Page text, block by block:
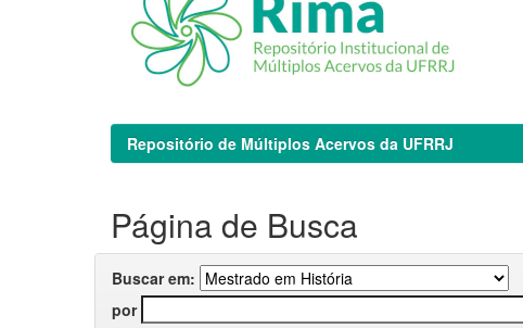
Repositório de Múltiplos Acervos da UFRRJ
Página de Busca
Buscar em:
por